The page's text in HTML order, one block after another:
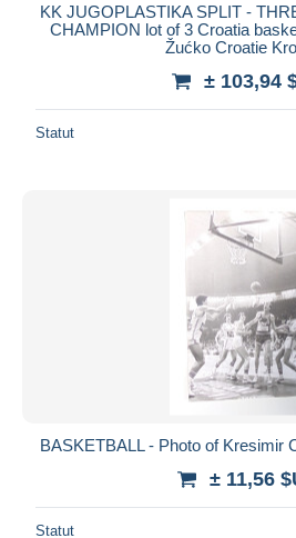
KK JUGOPLASTIKA SPLIT -
CHAMPION lot of 3 Croatia
Žućko Croatie
± 103,94
Statut
BASKETBALL - Photo of Kresimir
± 11,56
Statut